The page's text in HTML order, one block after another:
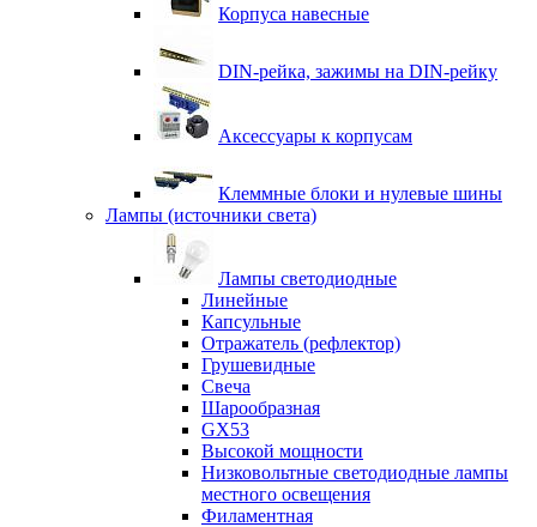
Корпуса навесные
DIN-рейка, зажимы на DIN-рейку
Аксессуары к корпусам
Клеммные блоки и нулевые шины
Лампы (источники света)
Лампы светодиодные
Линейные
Капсульные
Отражатель (рефлектор)
Грушевидные
Свеча
Шарообразная
GX53
Высокой мощности
Низковольтные светодиодные лампы
местного освещения
Филаментная